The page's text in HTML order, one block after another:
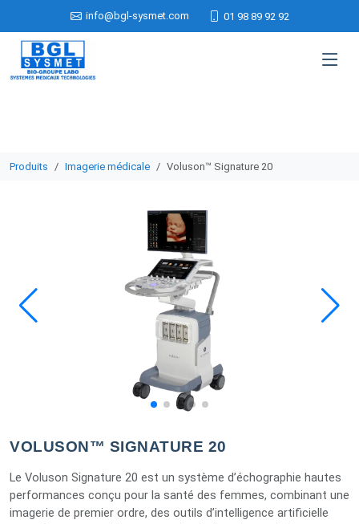
info@bgl-sysmet.com 01 98 89 92 92
Produits Imagerie médicale Voluson™ Signature 20
VOLUSON™ SIGNATURE 20
Le Voluson Signature 20 est un système d’échographie hautes
performances conçu pour la santé des femmes, combinant une
imagerie de premier ordre, des outils d’intelligence artificielle